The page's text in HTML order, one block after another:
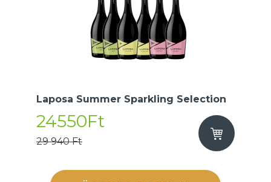
Laposa Summer Sparkling Selection
24550Ft
29 940 Ft